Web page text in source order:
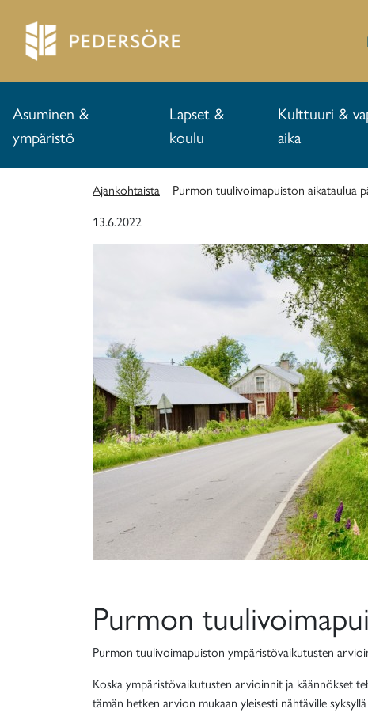
Asuminen &
ympäristö
Lapset &
koulu
Kulttuuri &
aika
Ajankohtaista
Purmon tuulivoimapuiston aikataulua
13.6.2022
Purmon
Purmon tuulivoimapuiston ympäristövaikutusten
Koska ympäristövaikutusten arvioinnit ja käännökset
tämän hetken arvion mukaan yleisesti nähtäville